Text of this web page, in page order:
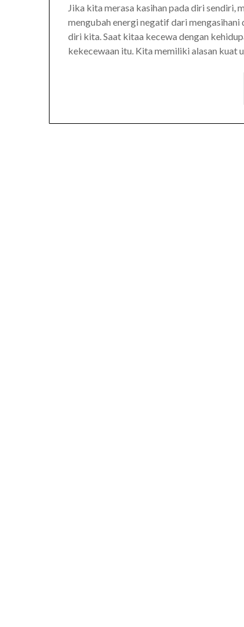
Jika kita merasa kasihan pada diri sendiri,
mengubah energi negatif dari
diri kita. Saat kitaa kecewa dengan
kekecewaan itu. Kita memiliki alasan